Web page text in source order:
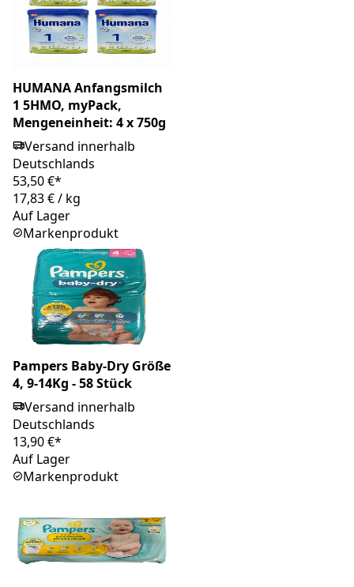
HUMANA Anfangsmilch
1 5HMO, myPack,
Mengeneinheit: 4 x 750g
Versand innerhalb
Deutschlands
53,50 €*
17,83 €/ kg
Auf Lager
Markenprodukt
Pampers Baby-Dry Größe
4, 9-14Kg - 58 Stück
Versand innerhalb
Deutschlands
13,90 €*
Auf Lager
Markenprodukt